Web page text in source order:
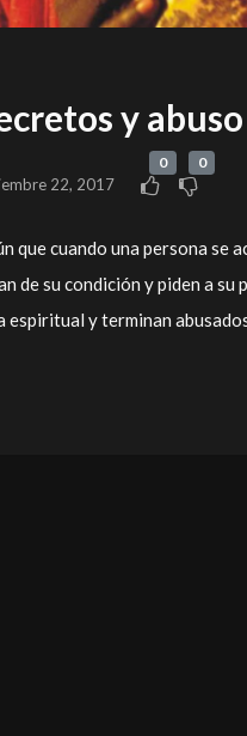
y
22, 2017
0 0
que cuando una persona se
de su condición y piden a su
espiritual y terminan